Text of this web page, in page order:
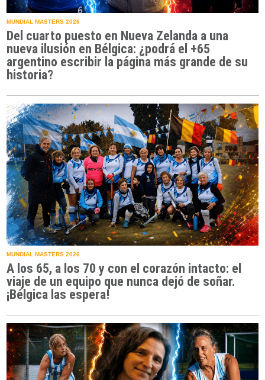
MUNDIAL MASTERS 2026
Del cuarto puesto en Nueva Zelanda a una
nueva ilusión en Bélgica: ¿podrá el +65
argentino escribir la página más grande de su
historia?
MUNDIAL MASTERS 2026
A los 65, a los 70 y con el corazón intacto: el
viaje de un equipo que nunca dejó de soñar.
¡Bélgica las espera!